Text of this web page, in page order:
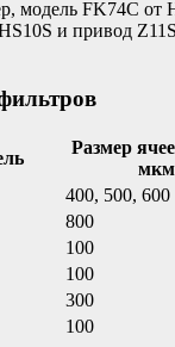
модель FK74С
и привод
Размер
мкм
400, 500, 600
800
100
100
300
100